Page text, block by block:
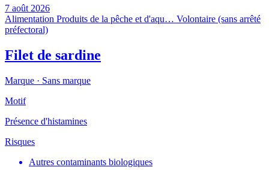
7 août 2026
Alimentation Produits de la pêche et d'aqu… Volontaire (sans arrêté
préfectoral)
Filet de sardine
Marque · Sans marque
Motif
Présence d'histamines
Risques
Autres contaminants biologiques